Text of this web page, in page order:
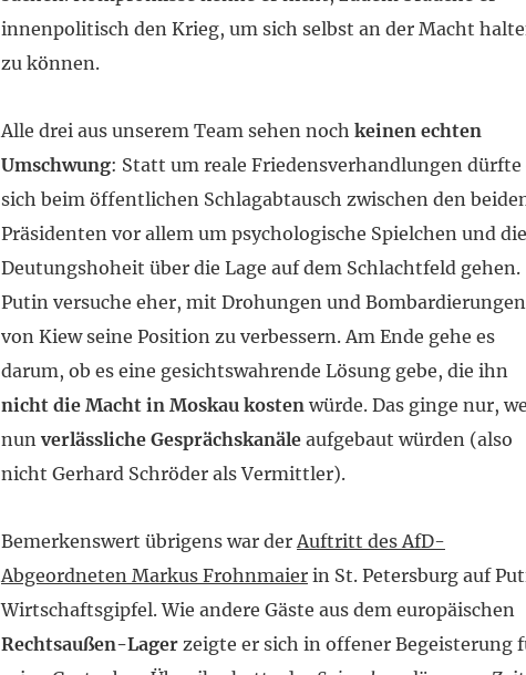
innenpolitisch den Krieg, um sich selbst an der Macht
zu können.
Alle drei aus unserem Team sehen noch keinen echten
Umschwung: Statt um reale Friedensverhandlungen dürfte
sich beim öffentlichen Schlagabtausch zwischen den
Präsidenten vor allem um psychologische Spielchen und die
Deutungshoheit über die Lage auf dem Schlachtfeld gehen.
Putin versuche eher, mit Drohungen und Bombardierungen
von Kiew seine Position zu verbessern. Am Ende gehe es
darum, ob es eine gesichtswahrende Lösung gebe, die ihn
nicht die Macht in Moskau kosten würde. Das ginge nur,
nun verlässliche Gesprächskanäle aufgebaut würden (also
nicht Gerhard Schröder als Vermittler).
Bemerkenswert übrigens war der Auftritt des AfD-
Abgeordneten Markus Frohnmaier in St. Petersburg auf
Wirtschaftsgipfel. Wie andere Gäste aus dem europäischen
Rechtsaußen-Lager zeigte er sich in offener Begeisterung